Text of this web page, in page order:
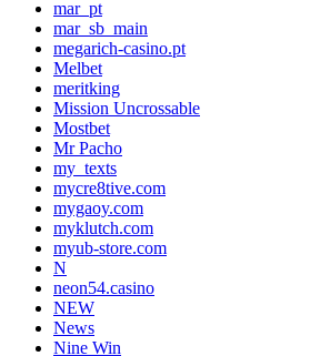
mar_pt
mar_sb_main
megarich-casino.pt
Melbet
meritking
Mission Uncrossable
Mostbet
Mr Pacho
my_texts
mycre8tive.com
mygaoy.com
myklutch.com
myub-store.com
N
neon54.casino
NEW
News
Nine Win